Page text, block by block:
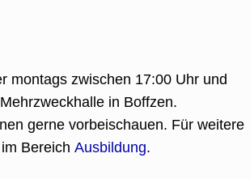
montags zwischen 17:00 Uhr und
in Boffzen.
gerne vorbeischauen. Für weitere
Bereich Ausbildung.